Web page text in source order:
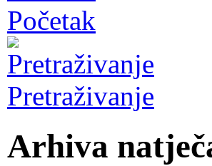
Početak
Pretraživanje
Arhiva